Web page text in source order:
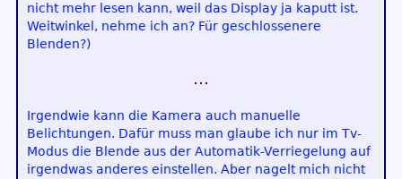
nicht mehr lesen kann, weil das Display ja kaputt ist.
Weitwinkel, nehme ich an? Für geschlossenere
Blenden?)
Irgendwie kann die Kamera auch manuelle
Belichtungen. Dafür muss man glaube ich nur im Tv-
Modus die Blende aus der Automatik-Verriegelung auf
irgendwas anderes einstellen. Aber nagelt mich nicht